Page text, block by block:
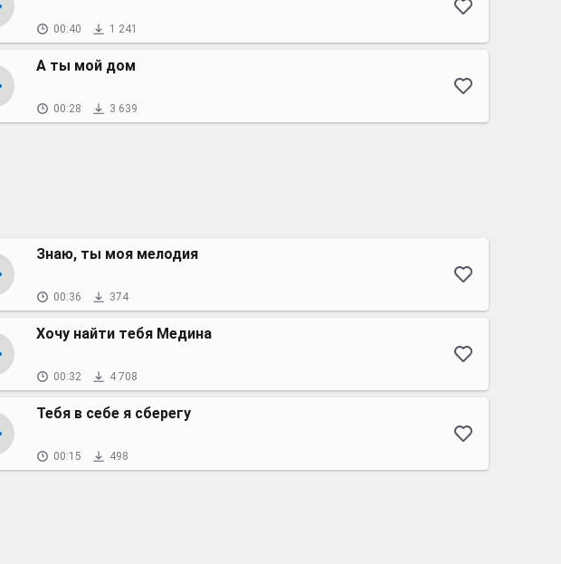
00:40 1 241
А ты мой дом
00:28 3 639
Знаю, ты моя мелодия
00:36 374
Хочу найти тебя Медина
00:32 4 708
Тебя в себе я сберегу
00:15 498